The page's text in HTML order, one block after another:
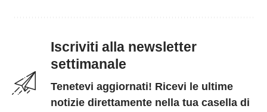
Iscriviti alla newsletter
settimanale
Tenetevi aggiornati! Ricevi le ultime
notizie direttamente nella tua casella di